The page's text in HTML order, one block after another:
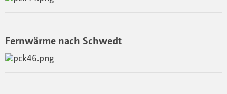
Fernwärme nach Schwedt